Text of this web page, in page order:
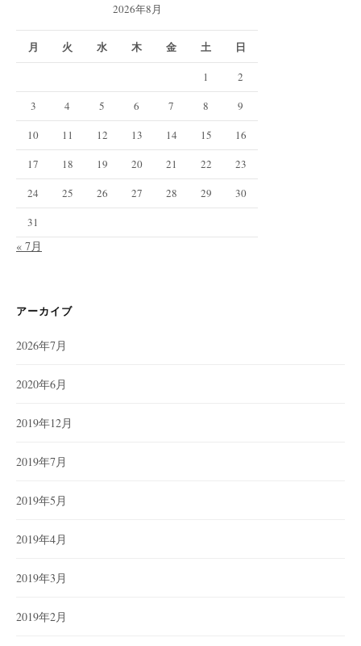
2026年8月
月 火 水 木 金 土 日
1
2
3
4 5 6 7 8
9
10
11 12 13 14 15
16
17
18 19 20 21 22
23
24
25 26 27 28 29
30
31
« 7月
アーカイブ
2026年7月
2020年6月
2019年12月
2019年7月
2019年5月
2019年4月
2019年3月
2019年2月